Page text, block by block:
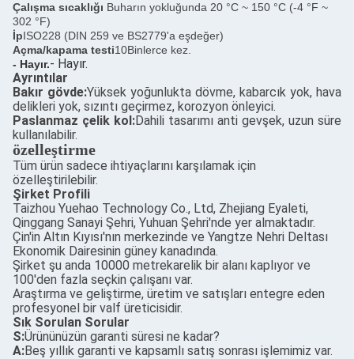
Çalışma sıcaklığı Buharın yokluğunda 20 °C ~ 150 °C (-4 °F ~
302 °F)
İpISO228 (DIN 259 ve BS2779'a eşdeğer)
Açma/kapama testi10Binlerce kez.
- Hayır.- Hayır.
Ayrıntılar
Bakır gövde:Yüksek yoğunlukta dövme, kabarcık yok, hava
delikleri yok, sızıntı geçirmez, korozyon önleyici.
Paslanmaz çelik kol:Dahili tasarımı anti gevşek, uzun süre
kullanılabilir.
özelleştirme
Tüm ürün sadece ihtiyaçlarını karşılamak için
özelleştirilebilir.
Şirket Profili
Taizhou Yuehao Technology Co., Ltd, Zhejiang Eyaleti,
Qinggang Sanayi Şehri, Yuhuan Şehri'nde yer almaktadır.
Çin'in Altın Kıyısı'nın merkezinde ve Yangtze Nehri Deltası
Ekonomik Dairesinin güney kanadında.
Şirket şu anda 10000 metrekarelik bir alanı kaplıyor ve
100'den fazla seçkin çalışanı var.
Araştırma ve geliştirme, üretim ve satışları entegre eden
profesyonel bir valf üreticisidir.
Sık Sorulan Sorular
S:Ürününüzün garanti süresi ne kadar?
A:Beş yıllık garanti ve kapsamlı satış sonrası işlemimiz var.